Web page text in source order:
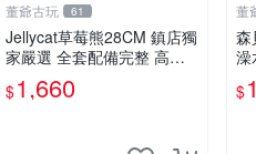
董爺古玩 61
Jellycat草莓熊28CM 鎮店獨
家嚴選 全套配備完整 高品
質收藏好物 紋章 玩具熊 定
制熊
$1,660
董
森
澡
盒
$